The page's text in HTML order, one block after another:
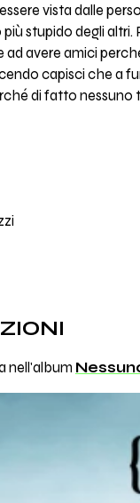
vista dalle
stupido degli
avere amici
capisci che a
di fatto nessuno
nell'album